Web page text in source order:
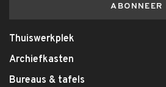
ABONNEER
Thuiswerkplek
Archiefkasten
Bureaus & tafels